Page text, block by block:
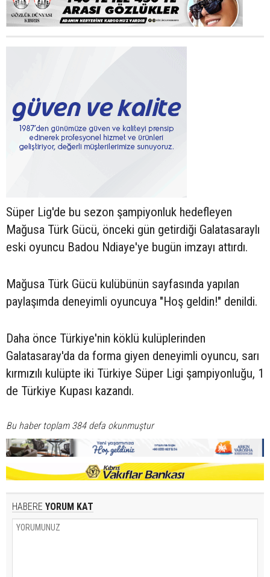
Süper Lig'de bu sezon şampiyonluk hedefleyen
Mağusa Türk Gücü, önceki gün getirdiği Galatasaraylı
eski oyuncu Badou Ndiaye'ye bugün imzayı attırdı.
Mağusa Türk Gücü kulübünün sayfasında yapılan
paylaşımda deneyimli oyuncuya "Hoş geldin!" denildi.
Daha önce Türkiye'nin köklü kulüplerinden
Galatasaray'da da forma giyen deneyimli oyuncu, sarı
kırmızılı kulüpte iki Türkiye Süper Ligi şampiyonluğu, 1
de Türkiye Kupası kazandı.
Bu haber toplam 384 defa okunmuştur
HABERE YORUM KAT